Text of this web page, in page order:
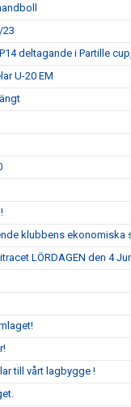
23
deltagande i Partille
U-20 EM
klubbens ekonomiska
LÖRDAGEN den 4
till vårt lagbygge !